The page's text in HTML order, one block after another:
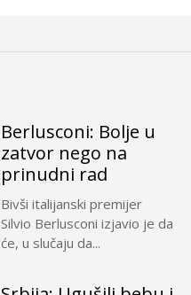
Berlusconi: Bolje u
zatvor nego na
prinudni rad
Bivši italijanski premijer
Silvio Berlusconi izjavio je da
će, u slučaju da...